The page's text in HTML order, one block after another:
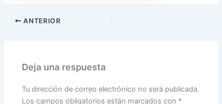
ANTERIOR
Deja una respuesta
Tu dirección de correo electrónico no será publicada.
Los campos obligatorios están marcados con *